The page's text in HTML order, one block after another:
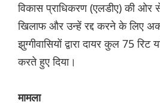
विकास प्राधिकरण (एलडीए) की ओर
खिलाफ और उन्हें रद्द करने के लिए
झुग्गीवासियों द्वारा दायर कुल 75 रिट
करते हुए दिया।
मामला